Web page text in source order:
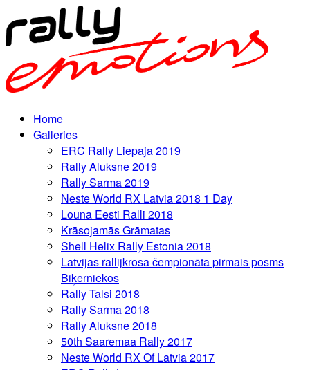
Home
Galleries
ERC Rally Liepaja 2019
Rally Aluksne 2019
Rally Sarma 2019
Neste World RX Latvia 2018 1 Day
Louna Eesti Ralli 2018
Krāsojamās Grāmatas
Shell Helix Rally Estonia 2018
Latvijas rallijkrosa čempionāta pirmais posms
Biķerniekos
Rally Talsi 2018
Rally Sarma 2018
Rally Aluksne 2018
50th Saaremaa Rally 2017
Neste World RX Of Latvia 2017